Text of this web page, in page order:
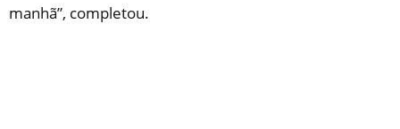
manhã”, completou.